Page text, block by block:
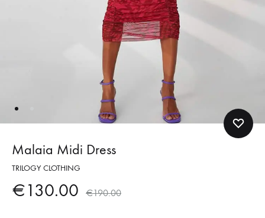
Malaia Midi Dress
TRILOGY CLOTHING
€130.00 €190.00